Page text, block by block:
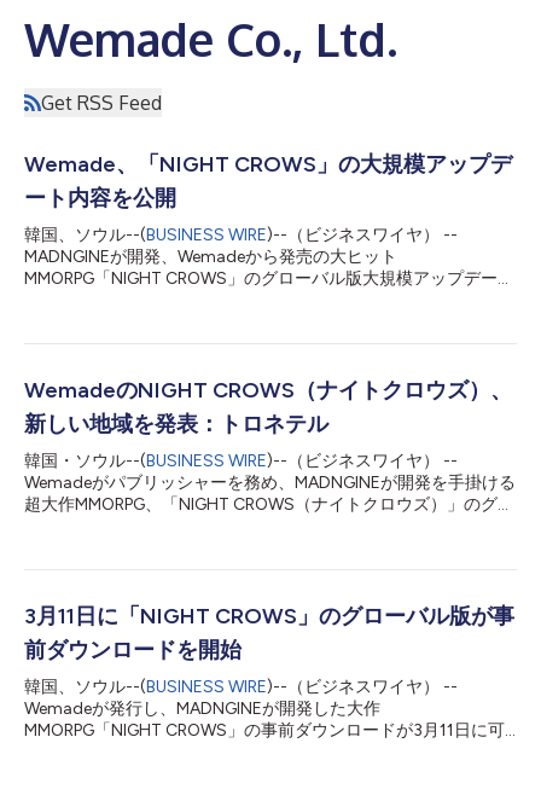
Wemade Co., Ltd.
Get RSS Feed
Wemade、「NIGHT CROWS」の大規模アップデ
ート内容を公開
韓国、ソウル--(BUSINESS WIRE)--（ビジネスワイヤ） --
MADNGINEが開発、Wemadeから発売の大ヒット
MMORPG「NIGHT CROWS」のグローバル版大規模アップデート
ンジョン「マサルタの奇妙な岩のサンクチュアリ」と、ワール
大3つのサーバーグループのユーザーがランダム・マッチメイキ
ングによって集まり、対戦や協力をしながらボス・モンスターを
倒し、キャラクターの成長に必要なアイテムを獲得することがで
きます。また、グループ・マッチメイキングは定期的に更新さ
れ、公式ウェブサイトで公開されます。 新キャラクター成長シ
ステム「錬金術」も加わりました。錬金術では、エレメントを選
んで「賢者の石」に刻印することで、キャラクターに追加のステ
WemadeのNIGHT CROWS（ナイトクロウズ）、
新しい地域を発表：トロネテル
韓国・ソウル--(BUSINESS WIRE)--（ビジネスワイヤ） --
Wemadeがパブリッシャーを務め、MADNGINEが開発を手掛ける
超大作MMORPG、「NIGHT CROWS（ナイトクロウズ）」のグロ
のルーツともいえる地域で、ナイトクロウズの世界において重要
に追加されたメインクエストや、ナイトクロウズの団長クレメン
スの過去のストーリーが描かれた追加クエストをプレイできま
す。 また、新アクセサリー「肩飾り」も数種類公開されまし
た。肩飾りは、命中率、最大HP、最大MP、MP回復などのステー
タスを上昇させるアクセサリーです。肩飾りは、トロネテルでし
か手に入らないウッド系列の素材を使って製作することができま
す。 魔力注入の新ページには、デュアルダメージ、防御力、基
3月11日に「NIGHT CROWS」のグローバル版が事
前ダウンロードを開始
韓国、ソウル--(BUSINESS WIRE)--（ビジネスワイヤ） --
Wemadeが発行し、MADNGINEが開発した大作
MMORPG「NIGHT CROWS」の事前ダウンロードが3月11日に可